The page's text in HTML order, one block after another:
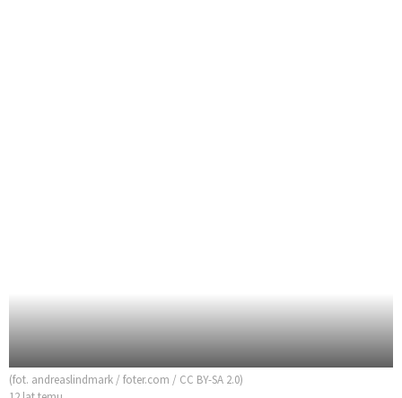
(fot. andreaslindmark / foter.com / CC BY-SA 2.0)